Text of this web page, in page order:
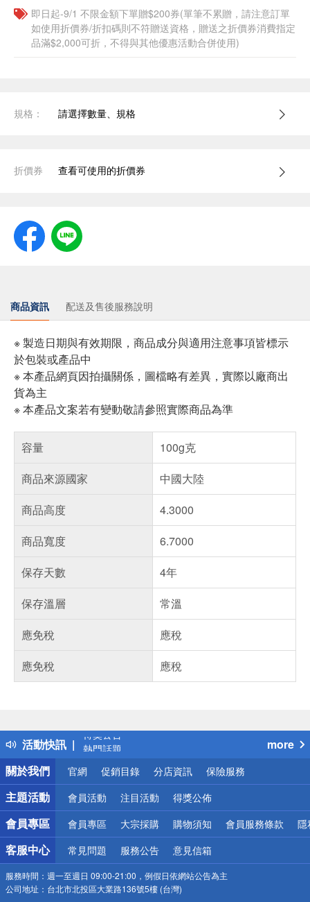
即日起-9/1 不限金額下單贈$200券(單筆不累贈，請注意訂單
如使用折價券/折扣碼則不符贈送資格，贈送之折價券消費指定
品滿$2,000可折，不得與其他優惠活動合併使用)
規格： 請選擇數量、規格
折價券 查看可使用的折價券
商品資訊 配送及售後服務說明
※ 製造日期與有效期限，商品成分與適用注意事項皆標示
於包裝或產品中
※ 本產品網頁因拍攝關係，圖檔略有差異，實際以廠商出
貨為主
※ 本產品文案若有變動敬請參照實際商品為準
容量
100g克
商品來源國家
中國大陸
商品高度
4.3000
商品寬度
6.7000
保存天數
4年
保存溫層
常溫
應免稅
應稅
應免稅
應稅
活動快訊
得獎公告
熱門話題
銀行優惠
偏遠地區配送
詐騙網頁！請小心！
more
關於我們
官網 促銷目錄 分店資訊 保險服務
主題活動 會員活動 注目活動 得獎公佈
會員專區 會員專區 大宗採購 購物須知 會員服務條款 隱
客服中心 常見問題 服務公告 意見信箱
服務時間： 週一至週日 09:00-21:00，例假日依網站公告為主
公司地址： 台北市北投區大業路136號5樓 (台灣)